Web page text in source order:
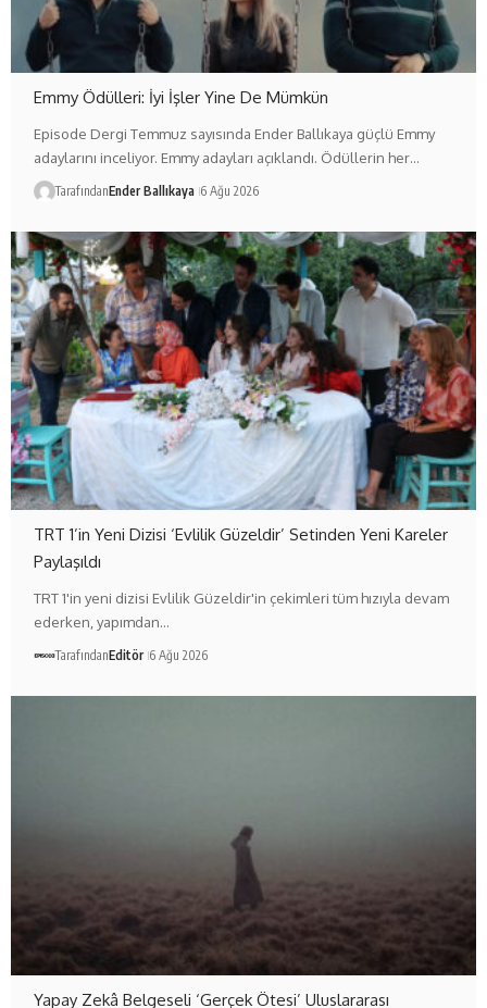
Emmy Ödülleri: İyi İşler Yine De Mümkün
Episode Dergi Temmuz sayısında Ender Ballıkaya güçlü Emmy
adaylarını inceliyor. Emmy adayları açıklandı. Ödüllerin her…
TarafındanEnder Ballıkaya 6 Ağu 2026
TRT 1’in Yeni Dizisi ‘Evlilik Güzeldir’ Setinden Yeni Kareler
Paylaşıldı
TRT 1'in yeni dizisi Evlilik Güzeldir'in çekimleri tüm hızıyla devam
ederken, yapımdan…
TarafındanEditör 6 Ağu 2026
Yapay Zekâ Belgeseli ‘Gerçek Ötesi’ Uluslararası